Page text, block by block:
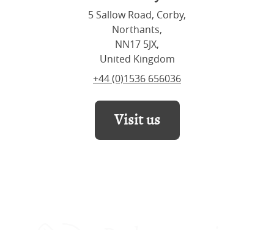
5 Sallow Road, Corby,
Northants,
NN17 5JX,
United Kingdom
+44 (0)1536 656036
Visit us